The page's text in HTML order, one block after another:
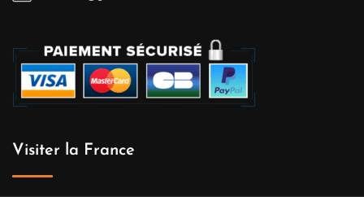
Visiter la France